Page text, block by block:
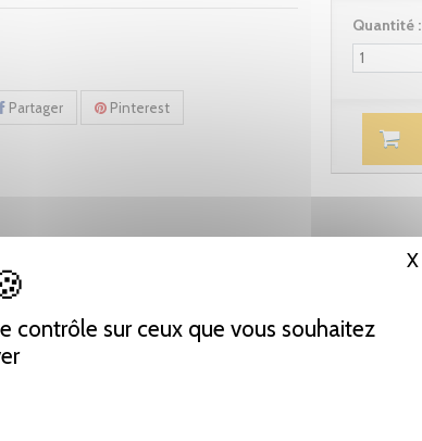
contrôle sur ceux que vous souhaitez
X
Partager Pinterest
Quantité :